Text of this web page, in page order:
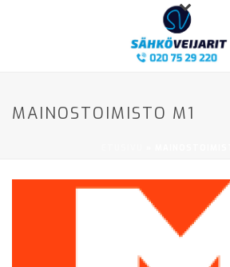
MAINOSTOIMISTO M1